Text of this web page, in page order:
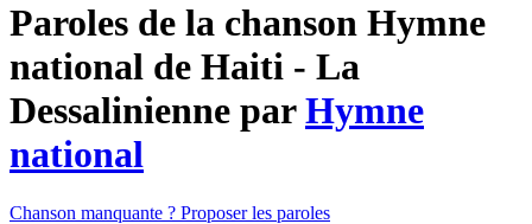
Paroles de la chanson Hymne
national de Haiti - La
Dessalinienne parHymne
national
Chanson manquante ? Proposer les paroles